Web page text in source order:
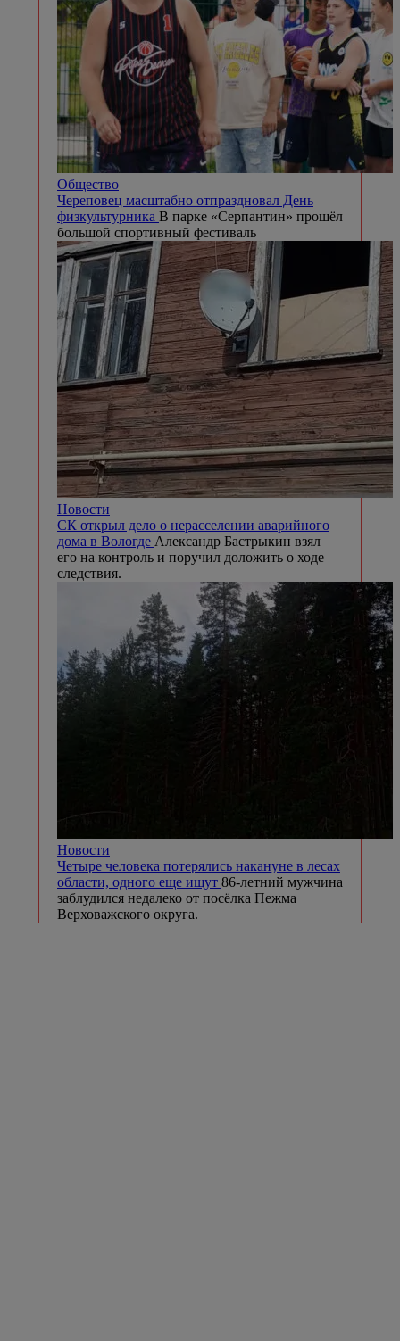
Общество
Череповец масштабно отпраздновал День
физкультурника В парке «Серпантин» прошёл
большой спортивный фестиваль
Новости
СК открыл дело о нерасселении аварийного
дома в Вологде Александр Бастрыкин взял
его на контроль и поручил доложить о ходе
следствия.
Новости
Четыре человека потерялись накануне в лесах
области, одного еще ищут 86-летний мужчина
заблудился недалеко от посёлка Пежма
Верховажского округа.